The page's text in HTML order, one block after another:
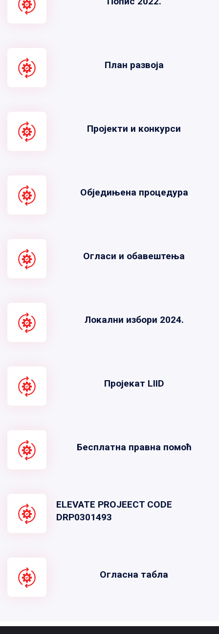
План развоја
Пројекти и конкурси
Обједињена процедура
Огласи и обавештења
Локални избори 2024.
Пројекат LIID
Бесплатна правна помоћ
ELEVATE PROJEECT CODE
DRP0301493
Огласна табла